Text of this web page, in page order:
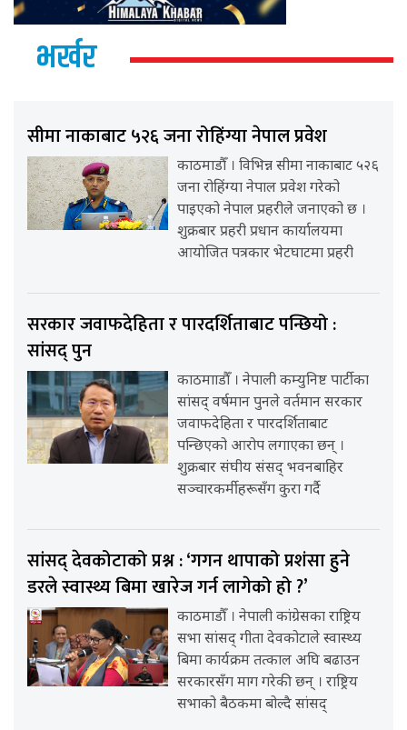
भर्खर
सीमा नाकाबाट ५२६ जना रोहिंग्या नेपाल प्रवेश
काठमाडौँ । विभिन्न सीमा नाकाबाट ५२६
जना रोहिंग्या नेपाल प्रवेश गरेको
पाइएको नेपाल प्रहरीले जनाएको छ ।
शुक्रबार प्रहरी प्रधान कार्यालयमा
आयोजित पत्रकार भेटघाटमा प्रहरी
सरकार जवाफदेहिता र पारदर्शिताबाट पन्छियो :
सांसद् पुन
काठमााडौँ । नेपाली कम्युनिष्ट पार्टीका
सांसद् वर्षमान पुनले वर्तमान सरकार
जवाफदेहिता र पारदर्शिताबाट
पन्छिएको आरोप लगाएका छन् ।
शुक्रबार संघीय संसद् भवनबाहिर
सञ्चारकर्मीहरूसँग कुरा गर्दै
सांसद् देवकोटाको प्रश्न : ‘गगन थापाको प्रशंसा हुने
डरले स्वास्थ्य बिमा खारेज गर्न लागेको हो ?’
काठमाडौँ । नेपाली कांग्रेसका राष्ट्रिय
सभा सांसद् गीता देवकोटाले स्वास्थ्य
बिमा कार्यक्रम तत्काल अघि बढाउन
सरकारसँग माग गरेकी छन् । राष्ट्रिय
सभाको बैठकमा बोल्दै सांसद्